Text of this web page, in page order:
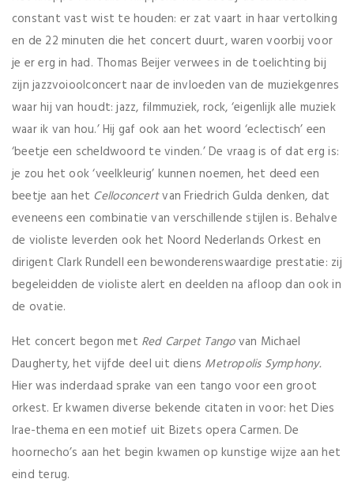
constant vast wist te houden: er zat vaart in haar vertolking
en de 22 minuten die het concert duurt, waren voorbij voor
je er erg in had. Thomas Beijer verwees in de toelichting bij
zijn jazzvoioolconcert naar de invloeden van de muziekgenres
waar hij van houdt: jazz, filmmuziek, rock, ‘eigenlijk alle muziek
waar ik van hou.’ Hij gaf ook aan het woord ‘eclectisch’ een
‘beetje een scheldwoord te vinden.’ De vraag is of dat erg is:
je zou het ook ‘veelkleurig’ kunnen noemen, het deed een
beetje aan het Celloconcertvan Friedrich Gulda denken, dat
eveneens een combinatie van verschillende stijlen is. Behalve
de violiste leverden ook het Noord Nederlands Orkest en
dirigent Clark Rundell een bewonderenswaardige prestatie: zij
begeleidden de violiste alert en deelden na afloop dan ook in
de ovatie.
Het concert begon met Red Carpet Tangovan Michael
Daugherty, het vijfde deel uit diens Metropolis Symphony.
Hier was inderdaad sprake van een tango voor een groot
orkest. Er kwamen diverse bekende citaten in voor: het Dies
Irae-thema en een motief uit Bizets opera Carmen. De
hoornecho’s aan het begin kwamen op kunstige wijze aan het
eind terug.